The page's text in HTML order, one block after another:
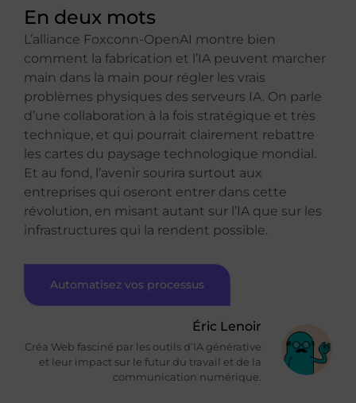
En deux mots
L’alliance Foxconn-OpenAI montre bien
comment la fabrication et l’IA peuvent marcher
main dans la main pour régler les vrais
problèmes physiques des serveurs IA. On parle
d’une collaboration à la fois stratégique et très
technique, et qui pourrait clairement rebattre
les cartes du paysage technologique mondial.
Et au fond, l’avenir sourira surtout aux
entreprises qui oseront entrer dans cette
révolution, en misant autant sur l’IA que sur les
infrastructures qui la rendent possible.
Automatisez vos processus
Éric Lenoir
Créa Web fasciné par les outils d’IA générative
et leur impact sur le futur du travail et de la
communication numérique.